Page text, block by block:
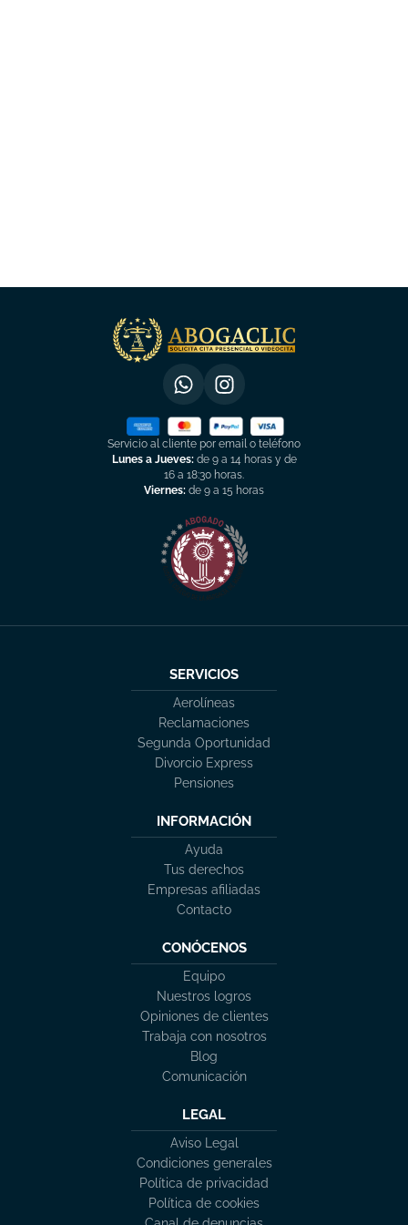
Servicio al cliente por email o teléfono
Lunes a Jueves:de 9 a 14 horas y de
16 a 18:30 horas.
Viernes: de 9 a 15 horas
SERVICIOS
Aerolíneas
Reclamaciones
Segunda Oportunidad
Divorcio Express
Pensiones
INFORMACIÓN
Ayuda
Tus derechos
Empresas afiliadas
Contacto
CONÓCENOS
Equipo
Nuestros logros
Opiniones de clientes
Trabaja con nosotros
Blog
Comunicación
LEGAL
Aviso Legal
Condiciones generales
Política de privacidad
Política de cookies